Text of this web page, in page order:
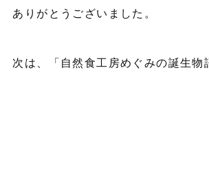
ありがとうございました。
次は、「自然食工房めぐみの誕生物